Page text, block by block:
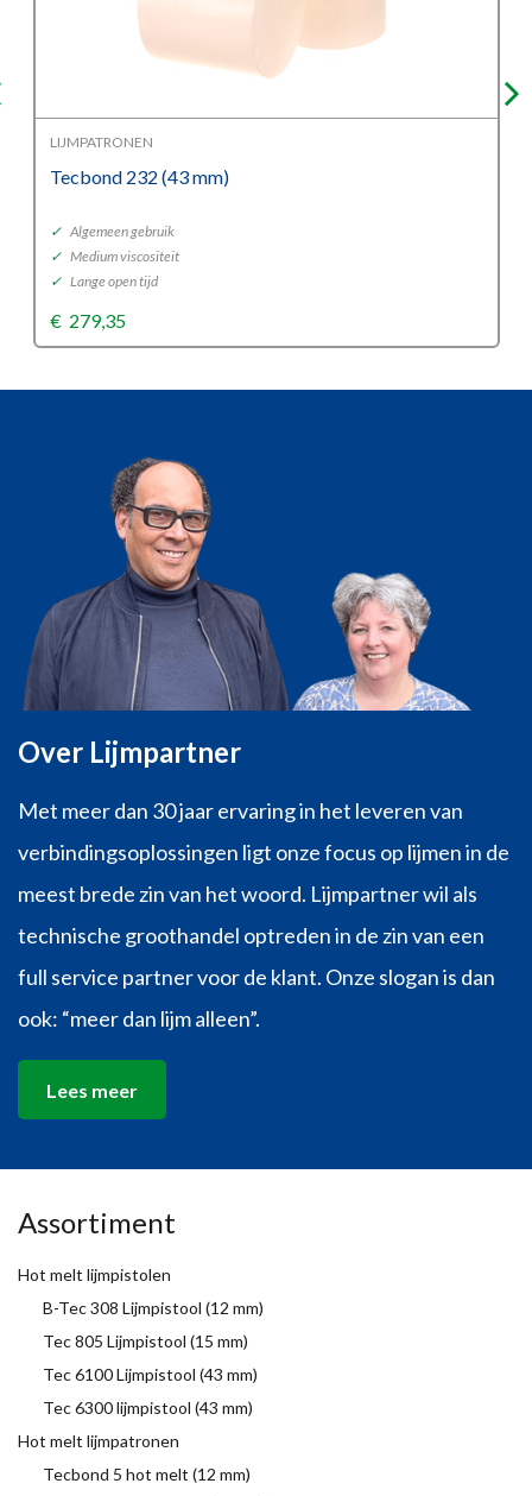
LIJMPATRONEN
Tecbond 232 (43 mm)
✓ Algemeen gebruik
✓ Medium viscositeit
✓ Lange open tijd
€ 279,35
Over Lijmpartner
Met meer dan 30 jaar ervaring in het leveren van
verbindingsoplossingen ligt onze focus op lijmen in de
meest brede zin van het woord. Lijmpartner wil als
technische groothandel optreden in de zin van een
full service partner voor de klant. Onze slogan is dan
ook: “meer dan lijm alleen”.
Lees meer
Assortiment
Hot melt lijmpistolen
B-Tec 308 Lijmpistool (12 mm)
Tec 805 Lijmpistool (15 mm)
Tec 6100 Lijmpistool (43 mm)
Tec 6300 lijmpistool (43 mm)
Hot melt lijmpatronen
Tecbond 5 hot melt (12 mm)